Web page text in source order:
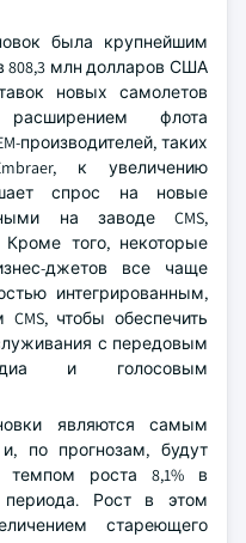
была крупнейшим
808,3 млн долларов США
новых самолетов
флота
производителей, таких
к увеличению
спрос на новые
на заводе CMS,
того, некоторые
джетов все чаще
интегрированным,
чтобы обеспечить
с передовым
и голосовым
являются самым
по прогнозам, будут
темпом роста 8,1% в
периода. Рост в этом
стареющего